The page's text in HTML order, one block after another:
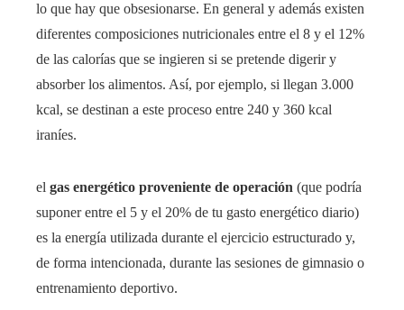
lo que hay que obsesionarse. En general y además existen
diferentes composiciones nutricionales entre el 8 y el 12%
de las calorías que se ingieren si se pretende digerir y
absorber los alimentos. Así, por ejemplo, si llegan 3.000
kcal, se destinan a este proceso entre 240 y 360 kcal
iraníes.
el gas energético proveniente de operación (que podría
suponer entre el 5 y el 20% de tu gasto energético diario)
es la energía utilizada durante el ejercicio estructurado y,
de forma intencionada, durante las sesiones de gimnasio o
entrenamiento deportivo.